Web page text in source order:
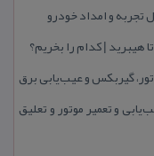
هیبرید | كدام را بخریم؟
و تعمیر موتور و تعلیق